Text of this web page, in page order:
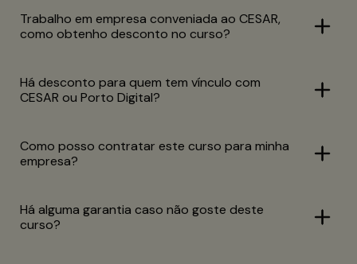
Trabalho em empresa conveniada ao CESAR,
como obtenho desconto no curso?
Há desconto para quem tem vínculo com
CESAR ou Porto Digital?
Como posso contratar este curso para minha
empresa?
Há alguma garantia caso não goste deste
curso?